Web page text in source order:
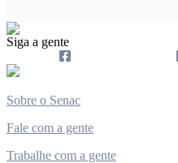
Siga a gente
Sobre o Senac
Fale com a gente
Trabalhe com a gente